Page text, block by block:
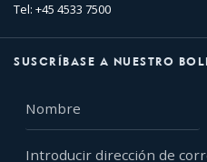
Tel: +45 4533 7500
SUSCRÍBASE A NUESTRO